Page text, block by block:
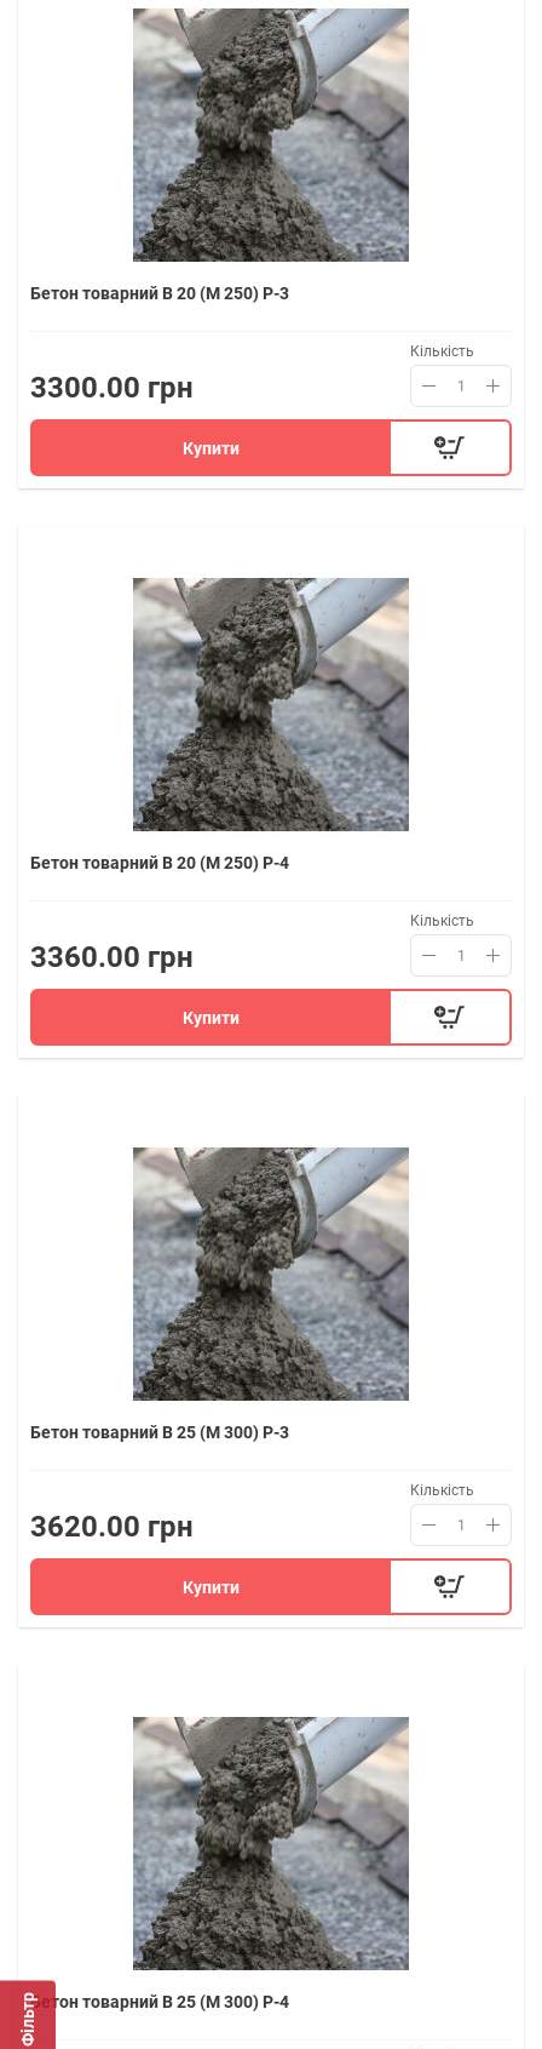
Фільтр
Бетон товарний В 20 (M 250) P-3
3300.00 грн
Кількість
Купити
Бетон товарний В 20 (M 250) P-4
3360.00 грн
Кількість
Купити
Бетон товарний В 25 (M 300) P-3
3620.00 грн
Кількість
Купити
Бетон товарний В 25 (M 300) P-4